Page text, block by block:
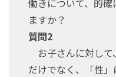
働きについて、的
ますか？
質問2
お子さんに対して
だけでなく、「性